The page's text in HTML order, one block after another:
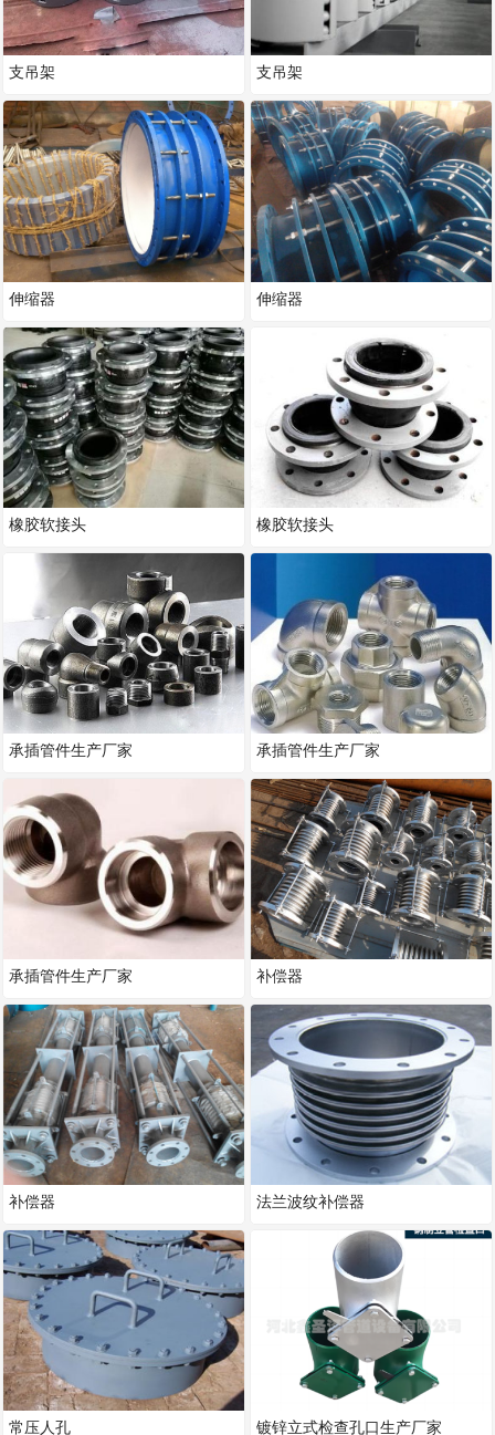
支吊架
伸缩器
橡胶软接头
承插管件生产厂家
承插管件生产厂家
补偿器
常压人孔
支吊架
伸缩器
橡胶软接头
承插管件生产厂家
补偿器
法兰波纹补偿器
镀锌立式检查孔口生产厂家